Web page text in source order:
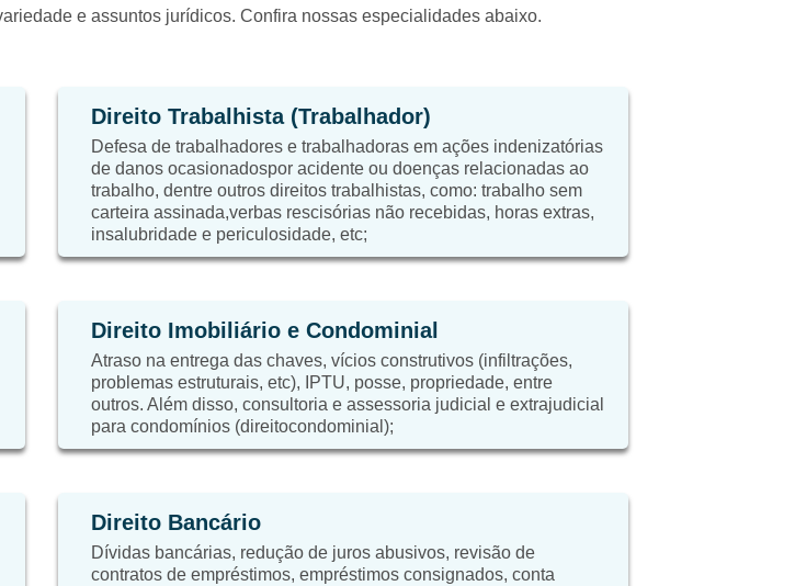
e assuntos jurídicos. Confira nossas especialidades abaixo.
Direito Trabalhista (Trabalhador)
Defesa de trabalhadores e trabalhadoras em ações indenizatórias
de danos ocasionadospor acidente ou doenças relacionadas ao
trabalho, dentre outros direitos trabalhistas, como: trabalho sem
carteira assinada,verbas rescisórias não recebidas, horas extras,
insalubridade e periculosidade, etc;
Direito Imobiliário e Condominial
Atraso na entrega das chaves, vícios construtivos (infiltrações,
problemas estruturais, etc), IPTU, posse, propriedade, entre
outros. Além disso, consultoria e assessoria judicial e extrajudicial
para condomínios (direitocondominial);
Direito Bancário
Dívidas bancárias, redução de juros abusivos, revisão de
contratos de empréstimos, empréstimos consignados, conta